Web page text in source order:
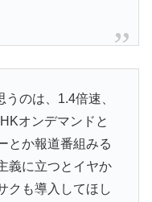
のは、1.4倍速、
オンデマンドと
とか報道番組みる
義に立つとイヤか
クも導入してほし